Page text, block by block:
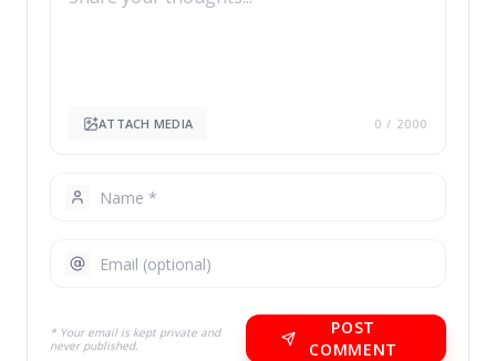
ATTACH MEDIA 0 / 2000
* Your email is kept private and
never published.
POST
COMMENT